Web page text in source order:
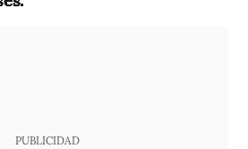
PUBLICIDAD